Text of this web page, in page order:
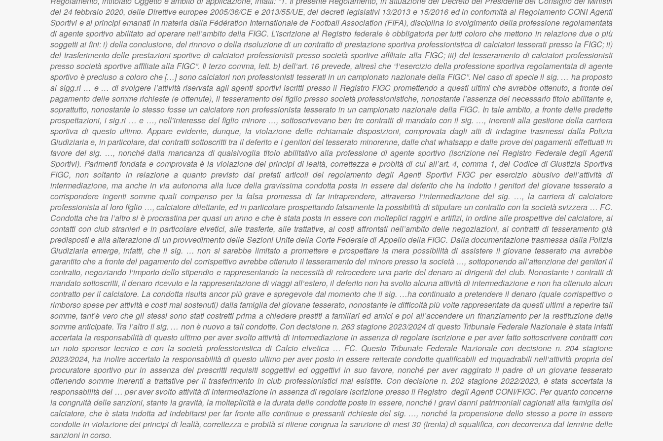
del 24 febbraio 2020, delle Direttive europee 2005/36/CE e 2013/55/UE, dei decreti legislativi 13/2013 e 15/2016 ed in conformità al Regolamento CONI Agenti
Sportivi e ai principi emanati in materia dalla Fédération Internationale de Football Association (FIFA), disciplina lo svolgimento della professione regolamentata
di agente sportivo abilitato ad operare nell’ambito della FIGC. L’iscrizione al Registro federale è obbligatoria per tutti coloro che mettono in relazione due o più
soggetti ai fini: i) della conclusione, del rinnovo o della risoluzione di un contratto di prestazione sportiva professionistica di calciatori tesserati presso la FIGC; ii)
del trasferimento delle prestazioni sportive di calciatori professionisti presso società sportive affiliate alla FIGC; iii) del tesseramento di calciatori professionisti
presso società sportive affiliate alla FIGC”. Il terzo comma, lett. b) dell’art. 16 prevede, altresì che “l’esercizio della professione sportiva regolamentata di agente
sportivo è precluso a coloro che […] sono calciatori non professionisti tesserati in un campionato nazionale della FIGC”. Nel caso di specie il sig. … ha proposto
ai sigg.ri … e … di svolgere l’attività riservata agli agenti sportivi iscritti presso il Registro FIGC promettendo a questi ultimi che avrebbe ottenuto, a fronte del
pagamento delle somme richieste (e ottenute), il tesseramento del figlio presso società professionistiche, nonostante l’assenza del necessario titolo abilitante e,
soprattutto, nonostante lo stesso fosse un calciatore non professionista tesserato in un campionato nazionale della FIGC. In tale ambito, a fronte delle predette
prospettazioni, i sig.ri … e …, nell’interesse del figlio minore …, sottoscrivevano ben tre contratti di mandato con il sig. …, inerenti alla gestione della carriera
sportiva di questo ultimo. Appare evidente, dunque, la violazione delle richiamate disposizioni, comprovata dagli atti di indagine trasmessi dalla Polizia
Giudiziaria e, in particolare, dai contratti sottoscritti tra il deferito e i genitori del tesserato minorenne, dalle chat whatsapp e dalle prove dei pagamenti effettuati in
favore del sig. …, nonché dalla mancanza di qualsivoglia titolo abilitativo alla professione di agente sportivo (iscrizione nel Registro Federale degli Agenti
Sportivi). Parimenti fondata e comprovata è la violazione dei principi di lealtà, correttezza e probità di cui all’art. 4, comma 1, del Codice di Giustizia Sportiva
FIGC, non soltanto in relazione a quanto previsto dai prefati articoli del regolamento degli Agenti Sportivi FIGC per esercizio abusivo dell’attività di
intermediazione, ma anche in via autonoma alla luce della gravissima condotta posta in essere dal deferito che ha indotto i genitori del giovane tesserato a
corrispondere ingenti somme quali compenso per la falsa promessa di far intraprendere, attraverso l’intermediazione del sig. …, la carriera di calciatore
professionista al loro figlio …, calciatore dilettante, ed in particolare prospettando falsamente la possibilità di stipulare un contratto con la società svizzera … FC.
Condotta che tra l’altro si è procrastina per quasi un anno e che è stata posta in essere con molteplici raggiri e artifizi, in ordine alle prospettive del calciatore, ai
contatti con club stranieri e in particolare elvetici, alle trasferte, alle trattative, ai costi affrontati nell’ambito delle negoziazioni, ai contratti di tesseramento già
predisposti e alla alterazione di un provvedimento delle Sezioni Unite della Corte Federale di Appello della FIGC. Dalla documentazione trasmessa dalla Polizia
Giudiziaria emerge, infatti, che il sig. … non si sarebbe limitato a promettere e prospettare la mera possibilità di assistere il giovane tesserato ma avrebbe
garantito che a fronte del pagamento del corrispettivo avrebbe ottenuto il tesseramento del minore presso la società …, sottoponendo all’attenzione dei genitori il
contratto, negoziando l’importo dello stipendio e rappresentando la necessità di retrocedere una parte del denaro ai dirigenti del club. Nonostante i contratti di
mandato sottoscritti, il denaro ricevuto e la rappresentazione di viaggi all’estero, il deferito non ha svolto alcuna attività di intermediazione e non ha ottenuto alcun
contratto per il calciatore. La condotta risulta ancor più grave e spregevole dal momento che il sig. …ha continuato a pretendere il denaro (quale corrispettivo o
rimborso spese per attività e costi mai sostenuti) dalla famiglia del giovane tesserato, nonostante le difficoltà più volte rappresentate da questi ultimi a reperire tali
somme, tant’è vero che gli stessi sono stati costretti prima a chiedere prestiti a familiari ed amici e poi all’accendere un finanziamento per la restituzione delle
somme anticipate. Tra l’altro il sig. … non è nuovo a tali condotte. Con decisione n. 263 stagione 2023/2024 di questo Tribunale Federale Nazionale è stata infatti
accertata la responsabilità di questo ultimo per aver svolto attività di intermediazione in assenza di regolare iscrizione e per aver fatto sottoscrivere contratti con
un noto sponsor tecnico e con la società professionistica di Calcio elvetica … FC. Questo Tribunale Federale Nazionale con decisione n. 204 stagione
2023/2024, ha inoltre accertato la responsabilità di questo ultimo per aver posto in essere reiterate condotte qualificabili ed inquadrabili nell’attività propria del
procuratore sportivo pur in assenza dei prescritti requisiti soggettivi ed oggettivi in suo favore, nonché per aver raggirato il padre di un giovane tesserato
ottenendo somme inerenti a trattative per il trasferimento in club professionistici mai esistite. Con decisione n. 202 stagione 2022/2023, è stata accertata la
responsabilità del … per aver svolto attività di intermediazione in assenza di regolare iscrizione presso il Registro degli Agenti CONI/FIGC. Per quanto concerne
la congruità delle sanzioni, stante la gravità, la molteplicità e la durata delle condotte poste in essere, nonché i gravi danni patrimoniali cagionati alla famiglia del
calciatore, che è stata indotta ad indebitarsi per far fronte alle continue e pressanti richieste del sig. …, nonché la propensione dello stesso a porre in essere
condotte in violazione dei principi di lealtà, correttezza e probità si ritiene congrua la sanzione di mesi 30 (trenta) di squalifica, con decorrenza dal termine delle
sanzioni in corso.